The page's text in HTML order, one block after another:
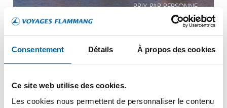
Consentement Détails À propos des cookies
Ce site web utilise des cookies.
Les cookies nous permettent de personnaliser le contenu
PRIX PAR PERSONNE
Italie Venedig, Venice